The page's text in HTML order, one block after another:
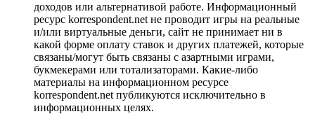
доходов или альтернативой работе. Информационный
ресурс korrespondent.net не проводит игры на реальные
и/или виртуальные деньги, сайт не принимает ни в
какой форме оплату ставок и других платежей, которые
связаны/могут быть связаны с азартными играми,
букмекерами или тотализаторами. Какие-либо
материалы на информационном ресурсе
korrespondent.net публикуются исключительно в
информационных целях.